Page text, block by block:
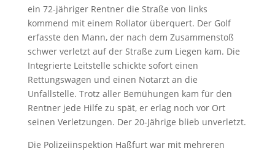
ein 72-jähriger Rentner die Straße von links
kommend mit einem Rollator überquert. Der Golf
erfasste den Mann, der nach dem Zusammenstoß
schwer verletzt auf der Straße zum Liegen kam. Die
Integrierte Leitstelle schickte sofort einen
Rettungswagen und einen Notarzt an die
Unfallstelle. Trotz aller Bemühungen kam für den
Rentner jede Hilfe zu spät, er erlag noch vor Ort
seinen Verletzungen. Der 20-Jährige blieb unverletzt.
Die Polizeiinspektion Haßfurt war mit mehreren